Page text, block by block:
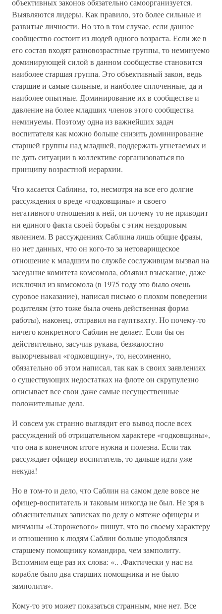
объективных законов обязательно самоорганизуется.
Выявляются лидеры. Как правило, это более сильные и
развитые личности. Но это в том случае, если данное
сообщество состоит из людей одного возраста. Если же в
его состав входят разновозрастные группы, то неминуемо
доминирующей силой в данном сообществе становится
наиболее старшая группа. Это объективный закон, ведь
старшие и самые сильные, и наиболее сплоченные, да и
наиболее опытные. Доминирование их в сообществе и
давление на более младших членов этого сообщества
неминуемы. Поэтому одна из важнейших задач
воспитателя как можно больше снизить доминирование
старшей группы над младшей, поддержать угнетаемых и
не дать ситуации в коллективе сорганизоваться по
принципу возрастной иерархии.
Что касается Саблина, то, несмотря на все его долгие
рассуждения о вреде «годковщины» и своего
негативного отношения к ней, он почему-то не приводит
ни единого факта своей борьбы с этим нездоровым
явлением. В рассуждениях Саблина лишь общие фразы,
но нет данных, что он кого-то за нетоварищеское
отношение к младшим по службе сослуживцам вызвал на
заседание комитета комсомола, объявил взыскание, даже
исключил из комсомола (в 1975 году это было очень
суровое наказание), написал письмо о плохом поведении
родителям (это тоже была очень действенная форма
работы), наконец, отправил на гауптвахту. Но почему-то
ничего конкретного Саблин не делает. Если бы он
действительно, засучив рукава, безжалостно
выкорчевывал «годковщину», то, несомненно,
обязательно об этом написал, так как в своих заявлениях
о существующих недостатках на флоте он скрупулезно
описывает все свои даже самые несущественные
положительные дела.
И совсем уж странно выглядит его вывод после всех
рассуждений об отрицательном характере «годковщины»,
что она в конечном итоге нужна и полезна. Если так
рассуждает офицер-воспитатель, то дальше идти уже
некуда!
Но в том-то и дело, что Саблин на самом деле вовсе не
офицер-воспитатель и таковым никогда не был. Не зря в
объяснительных записках по делу о мятеже офицеры и
мичманы «Сторожевого» пишут, что по своему характеру
и отношению к людям Саблин больше уподоблялся
старшему помощнику командира, чем замполиту.
Вспомним еще раз их слова: «.. .Фактически у нас на
корабле было два старших помощника и не было
замполита».
Кому-то это может показаться странным, мне нет. Все